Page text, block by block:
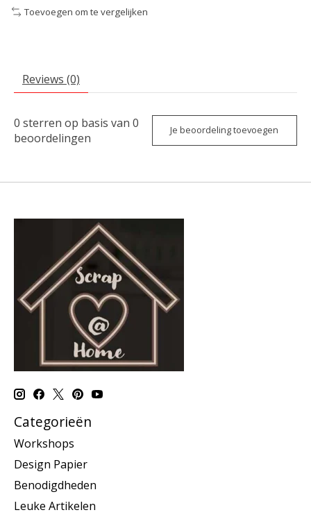
Toevoegen om te vergelijken
Reviews (0)
0 sterren op basis van 0
beoordelingen
Je beoordeling toevoegen
Categorieën
Workshops
Design Papier
Benodigdheden
Leuke Artikelen